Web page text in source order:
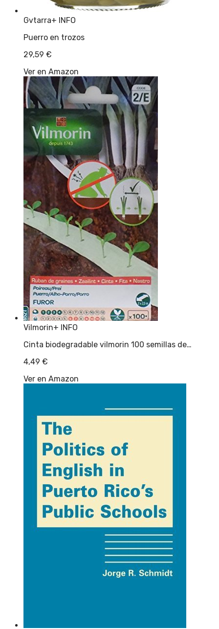
Gvtarra+ INFO
Puerro en trozos
29,59 €
Ver en Amazon
Vilmorin+ INFO
Cinta biodegradable vilmorin 100 semillas de…
4,49 €
Ver en Amazon